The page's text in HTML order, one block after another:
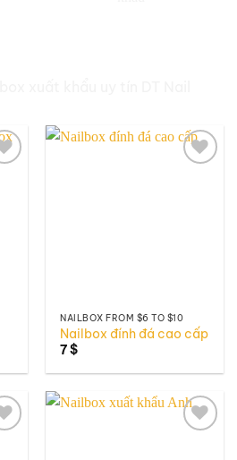
NAILBOX FROM $6 TO $10
Nailbox đính đá cao cấp
7$